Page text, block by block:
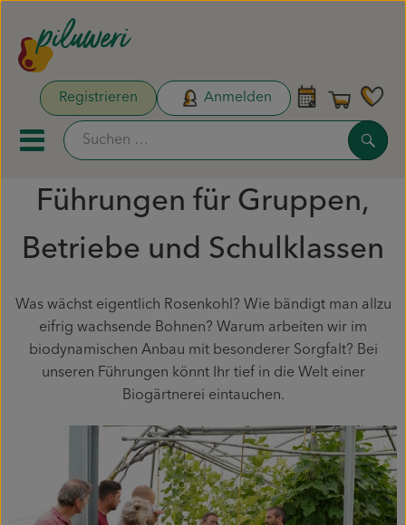
Registrieren Anmelden
Mobiles Menu öffnen oder
Unsere Biokisten
Naturdrogerie
Obst & Gemüse
Piluweri im Glas
Blumensträuße
Naturkost
Führungen für Gruppen,
Betriebe und Schulklassen
Was wächst eigentlich Rosenkohl? Wie bändigt man allzu
eifrig wachsende Bohnen? Warum arbeiten wir im
biodynamischen Anbau mit besonderer Sorgfalt? Bei
unseren Führungen könnt Ihr tief in die Welt einer
Biogärtnerei eintauchen.